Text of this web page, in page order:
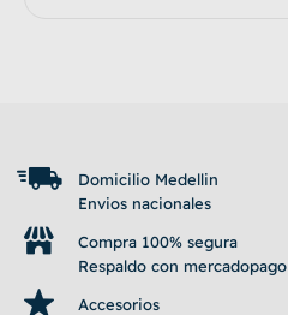
Domicilio Medellin
Envios nacionales
Compra 100% segura
Respaldo con mercadopago
Accesorios